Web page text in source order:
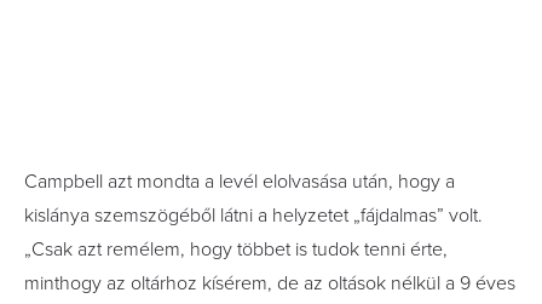
Campbell azt mondta a levél elolvasása után, hogy a
kislánya szemszögéből látni a helyzetet „fájdalmas” volt.
„Csak azt remélem, hogy többet is tudok tenni érte,
minthogy az oltárhoz kísérem, de az oltások nélkül a 9 éves